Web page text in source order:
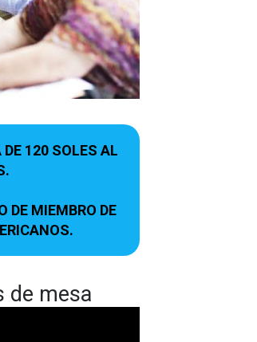
120 SOLES AL
DE MIEMBRO DE
de mesa